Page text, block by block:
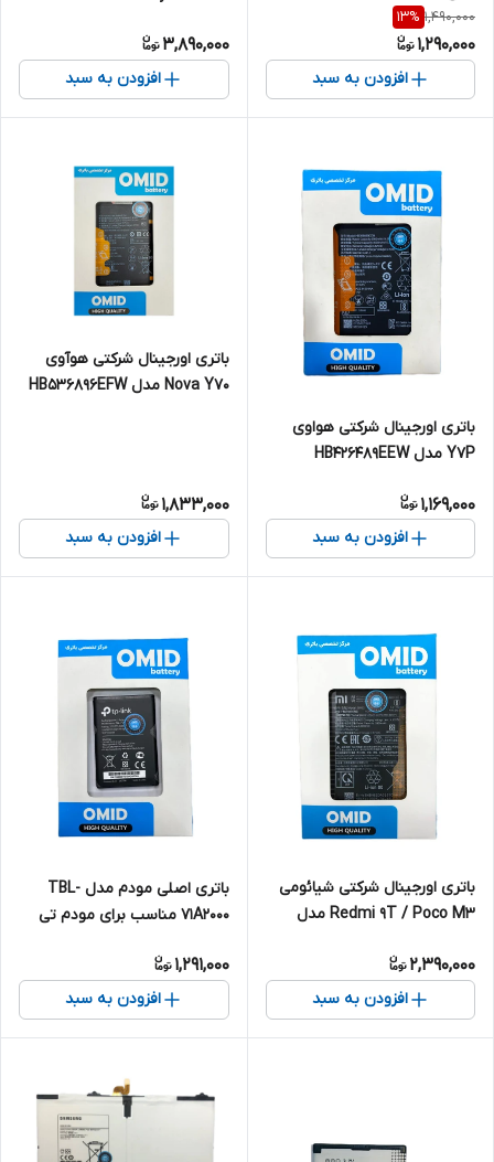
1,490,000
13%
1,290,000
افزودن به سبد
3,890,000
افزودن به سبد
باتری اورجینال شرکتی هواوی
Y7P مدل HB426489EEW
1,169,000
افزودن به سبد
باتری اورجینال شرکتی هوآوی
Nova Y70 مدل HB536896EFW
1,833,000
افزودن به سبد
باتری اورجینال شرکتی شیائومی
Redmi 9T / Poco M3 مدل
2,390,000
افزودن به سبد
باتری اصلی مودم مدل TBL-
71A2000 مناسب برای مودم تی
1,291,000
افزودن به سبد